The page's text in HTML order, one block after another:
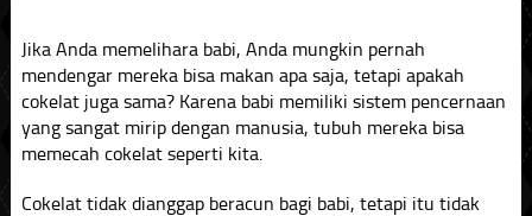
Jika Anda memelihara babi, Anda mungkin pernah
mendengar mereka bisa makan apa saja, tetapi apakah
cokelat juga sama? Karena babi memiliki sistem pencernaan
yang sangat mirip dengan manusia, tubuh mereka bisa
memecah cokelat seperti kita.
Cokelat tidak dianggap beracun bagi babi, tetapi itu tidak